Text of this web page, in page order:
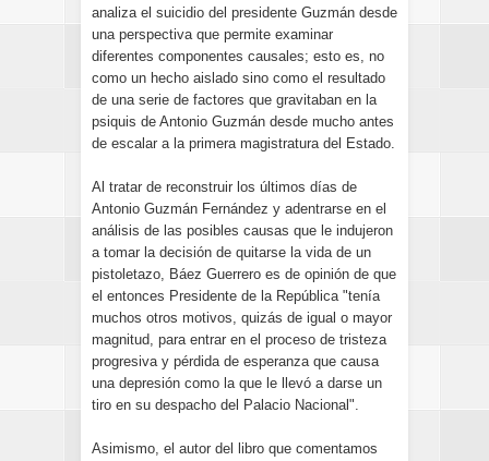
analiza el suicidio del presidente Guzmán desde
una perspectiva que permite examinar
diferentes componentes causales; esto es, no
como un hecho aislado sino como el resultado
de una serie de factores que gravitaban en la
psiquis de Antonio Guzmán desde mucho antes
de escalar a la primera magistratura del Estado.
Al tratar de reconstruir los últimos días de
Antonio Guzmán Fernández y adentrarse en el
análisis de las posibles causas que le indujeron
a tomar la decisión de quitarse la vida de un
pistoletazo, Báez Guerrero es de opinión de que
el entonces Presidente de la República "tenía
muchos otros motivos, quizás de igual o mayor
magnitud, para entrar en el proceso de tristeza
progresiva y pérdida de esperanza que causa
una depresión como la que le llevó a darse un
tiro en su despacho del Palacio Nacional".
Asimismo, el autor del libro que comentamos